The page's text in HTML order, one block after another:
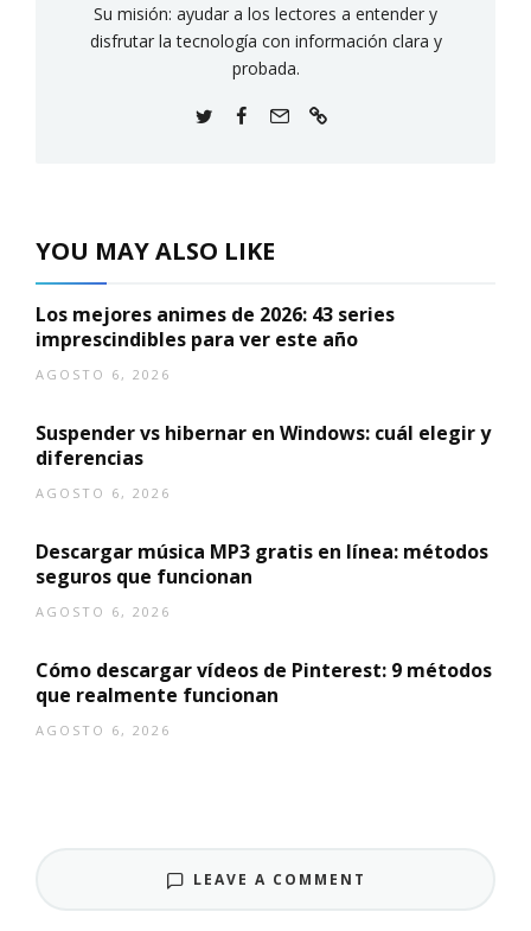
Su misión: ayudar a los lectores a entender y
disfrutar la tecnología con información clara y
probada.
YOU MAY ALSO LIKE
Los mejores animes de 2026: 43 series
imprescindibles para ver este año
AGOSTO 6, 2026
Suspender vs hibernar en Windows: cuál elegir y
diferencias
AGOSTO 6, 2026
Descargar música MP3 gratis en línea: métodos
seguros que funcionan
AGOSTO 6, 2026
Cómo descargar vídeos de Pinterest: 9 métodos
que realmente funcionan
AGOSTO 6, 2026
LEAVE A COMMENT